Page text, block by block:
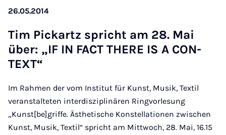
26.05.2014
Tim Pick­ar­tz spricht am 28. Mai
über: „IF IN FACT THERE IS A CON­
TEXT“
Im Rahmen der vom Institut für Kunst, Musik, Textil
veranstalteten interdisziplinären Ringvorlesung
„Kunst[be]griffe. Ästhetische Konstellationen zwischen
Kunst, Musik, Textil“ spricht am Mittwoch, 28. Mai, 16.15